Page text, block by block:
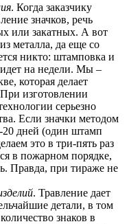
. Когда заказчику
значков, речь
или закатных. А вот
металла, да еще со
никто: штамповка и
идет на недели. Мы –
которая делает
изготовлении
серьезно
Если значки методом
20 дней (один штамп
это в три-пять раз
в пожарном порядке,
Правда, при тираже не
. Травление дает
детали, в том
знаков в